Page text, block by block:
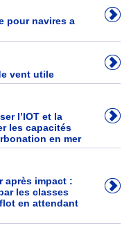
pour navires a
vent utile
l’IOT et la
les capacités
en mer
après impact :
les classes
en attendant